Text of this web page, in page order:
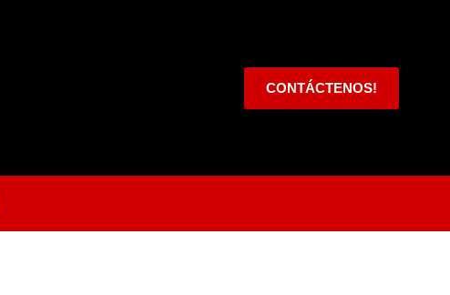
CONTÁCTENOS!